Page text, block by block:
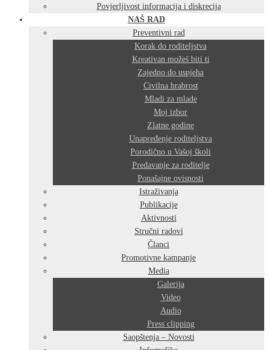
Povjerljivost informacija i diskrecija
NAŠ RAD
Preventivni rad
Korak do roditeljstva
Kreativan možeš biti ti
Zajedno do uspjeha
Civilna hrabrost
Mladi za mlade
Moj izbor
Zlatne godine
Unapređenje roditeljstva
Porodično u Vašoj školi
Predavanje za roditelje
Ponašajne ovisnosti
Istraživanja
Publikacije
Aktivnosti
Stručni radovi
Članci
Promotivne kampanje
Media
Galerija
Video
Audio
Press clipping
Saopštenja – Novosti